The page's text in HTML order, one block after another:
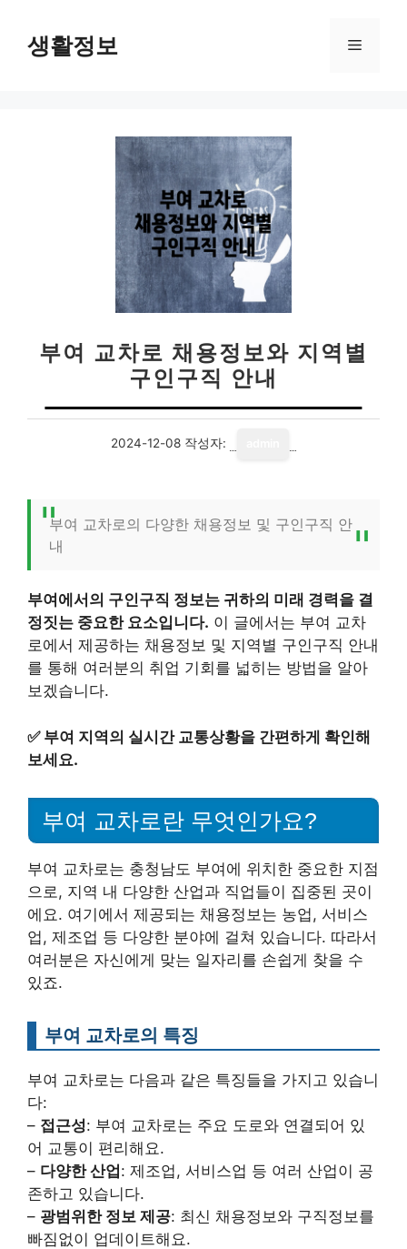
생활정보 메
부여 교차로 채용정보와 지역별
구인구직 안내
2024-12-08 작성자:
부여 교차로의 다양한 채용정보 및 구인구직 안
내
부여에서의 구인구직 정보는 귀하의 미래 경력을 결
정짓는 중요한 요소입니다. 이 글에서는 부여 교차
로에서 제공하는 채용정보 및 지역별 구인구직 안내
를 통해 여러분의 취업 기회를 넓히는 방법을 알아
보겠습니다.
✅ 부여 지역의 실시간 교통상황을 간편하게 확인해
보세요.
부여 교차로란 무엇인가요?
부여 교차로는 충청남도 부여에 위치한 중요한 지점
으로, 지역 내 다양한 산업과 직업들이 집중된 곳이
에요. 여기에서 제공되는 채용정보는 농업, 서비스
업, 제조업 등 다양한 분야에 걸쳐 있습니다. 따라서
여러분은 자신에게 맞는 일자리를 손쉽게 찾을 수
있죠.
부여 교차로의 특징
부여 교차로는 다음과 같은 특징들을 가지고 있습니
다:
– 접근성: 부여 교차로는 주요 도로와 연결되어 있
어 교통이 편리해요.
– 다양한 산업 : 제조업, 서비스업 등 여러 산업이 공
존하고 있습니다.
– 광범위한 정보 제공: 최신 채용정보와 구직정보를
빠짐없이 업데이트해요.